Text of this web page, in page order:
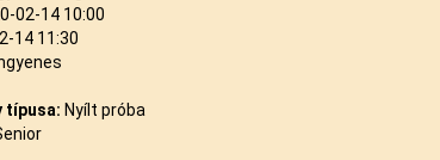
02-14 10:00
14 11:30
típusa: Nyílt próba